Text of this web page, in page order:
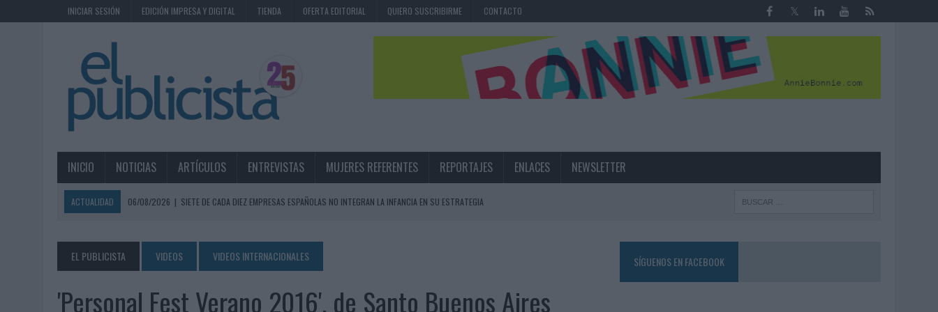
INICIAR SESIÓN EDICIÓN IMPRESA Y DIGITAL TIENDA OFERTA EDITORIAL QUIERO SUSCRIBIRME CONTACTO
INICIO NOTICIAS ARTÍCULOS ENTREVISTAS MUJERES REFERENTES REPORTAJES ENLACES NEWSLETTER
ACTUALIDAD 06/08/2026 | SIETE DE CADA DIEZ EMPRESAS ESPAÑOLAS NO INTEGRAN LA INFANCIA EN SU ESTRATEGIA
06/08/2026 | EL USO DE LA IA GENERATIVA ALCANZA YA AL 62% DE LOS ESPAÑOLES
06/08/2026
SYSTEM1 NOMBRA A KIMBERLY BASTONI COMO NUEVA DIRECTORA COMERCIAL GLOBAL
EL PUBLICISTA VIDEOS VIDEOS INTERNACIONALES
'Personal Fest Verano 2016', de Santo Buenos Aires
SÍGUENOS EN FACEBOOK